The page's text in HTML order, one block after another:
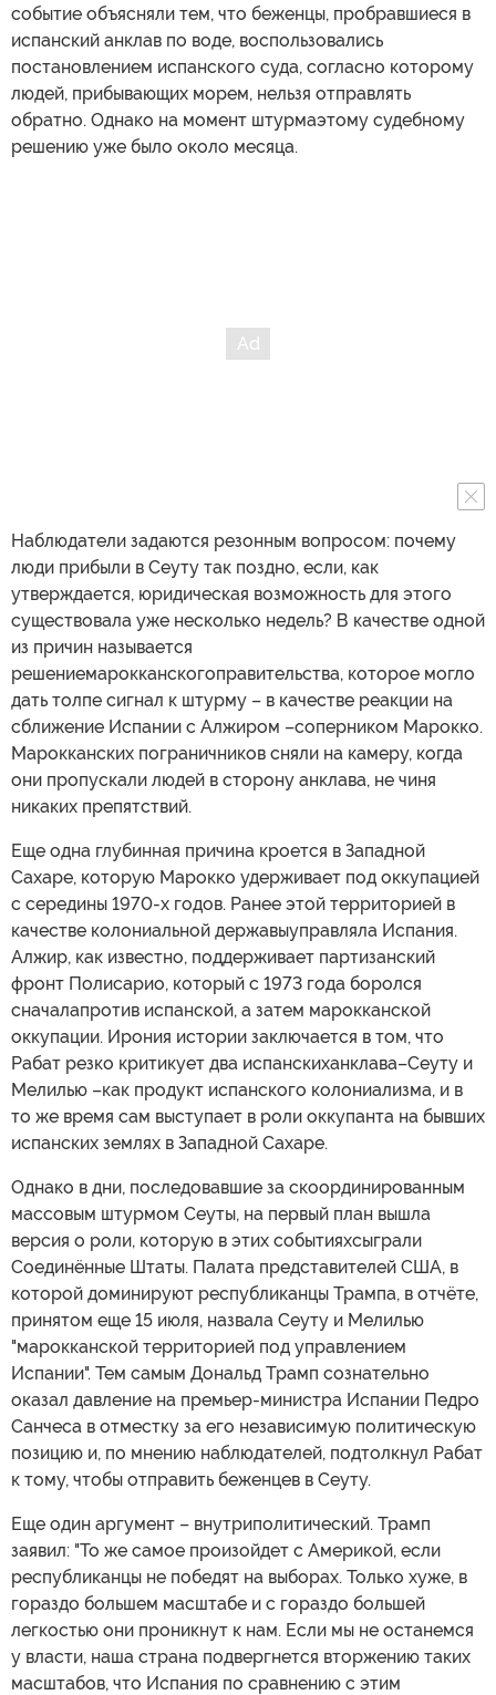
событие объясняли тем, что беженцы, пробравшиеся в
испанский анклав по воде, воспользовались
постановлением испанского суда, согласно которому
людей, прибывающих морем, нельзя отправлять
обратно. Однако на момент штурмаэтому судебному
решению уже было около месяца.
Наблюдатели задаются резонным вопросом: почему
люди прибыли в Сеуту так поздно, если, как
утверждается, юридическая возможность для этого
существовала уже несколько недель? В качестве одной
из причин называется
решениемарокканскогоправительства, которое могло
дать толпе сигнал к штурму – в качестве реакции на
сближение Испании с Алжиром –соперником Марокко.
Марокканских пограничников сняли на камеру, когда
они пропускали людей в сторону анклава, не чиня
никаких препятствий.
Еще одна глубинная причина кроется в Западной
Сахаре, которую Марокко удерживает под оккупацией
с середины 1970-х годов. Ранее этой территорией в
качестве колониальной державыуправляла Испания.
Алжир, как известно, поддерживает партизанский
фронт Полисарио, который с 1973 года боролся
сначалапротив испанской, а затем марокканской
оккупации. Ирония истории заключается в том, что
Рабат резко критикует два испанскиханклава–Сеуту и
Мелилью –как продукт испанского колониализма, и в
то же время сам выступает в роли оккупанта на бывших
испанских землях в Западной Сахаре.
Однако в дни, последовавшие за скоординированным
массовым штурмом Сеуты, на первый план вышла
версия о роли, которую в этих событияхсыграли
Соединённые Штаты. Палата представителей США, в
которой доминируют республиканцы Трампа, в отчёте,
принятом еще 15 июля, назвала Сеуту и Мелилью
"марокканской территорией под управлением
Испании". Тем самым Дональд Трамп сознательно
оказал давление на премьер-министра Испании Педро
Санчеса в отместку за его независимую политическую
позицию и, по мнению наблюдателей, подтолкнул Рабат
к тому, чтобы отправить беженцев в Сеуту.
Еще один аргумент – внутриполитический. Трамп
заявил: "То же самое произойдет с Америкой, если
республиканцы не победят на выборах. Только хуже, в
гораздо большем масштабе и с гораздо большей
легкостью они проникнут к нам. Если мы не останемся
у власти, наша страна подвергнется вторжению таких
масштабов, что Испания по сравнению с этим